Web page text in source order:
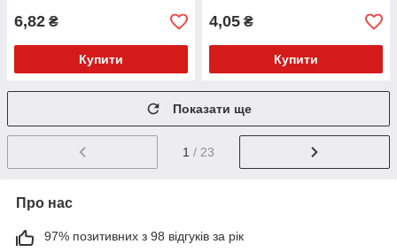
6,82 ₴
Купити
4,05 ₴
Купити
Показати ще
1 / 23
Про нас
97% позитивних з 98 відгуків за рік